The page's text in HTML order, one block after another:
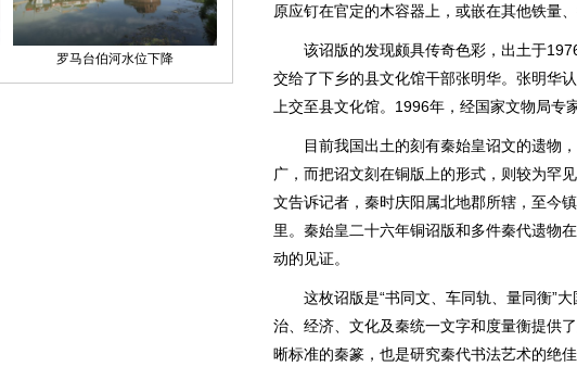
原应钉在官定的木容器上，或嵌在其他铁量
该诏版的发现颇具传奇色彩，出土于1976
交给了下乡的县文化馆干部张明华。张明华
上交至县文化馆。1996年，经国家文物局专
目前我国出土的刻有秦始皇诏文的遗物，
广，而把诏文刻在铜版上的形式，则较为罕
文告诉记者，秦时庆阳属北地郡所辖，至今
里。秦始皇二十六年铜诏版和多件秦代遗物
动的见证。
这枚诏版是“书同文、车同轨、量同衡”大
治、经济、文化及秦统一文字和度量衡提供
晰标准的秦篆，也是研究秦代书法艺术的绝佳